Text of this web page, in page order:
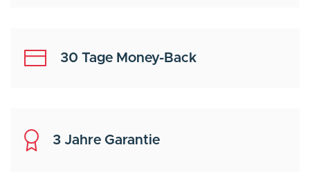
30 Tage Money-Back
3 Jahre Garantie